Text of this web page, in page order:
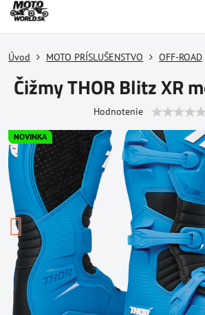
NOVINKA
Úvod MOTO PRÍSLUŠENSTVO OFF-ROAD
Čižmy THOR Blitz XR
Hodnotenie